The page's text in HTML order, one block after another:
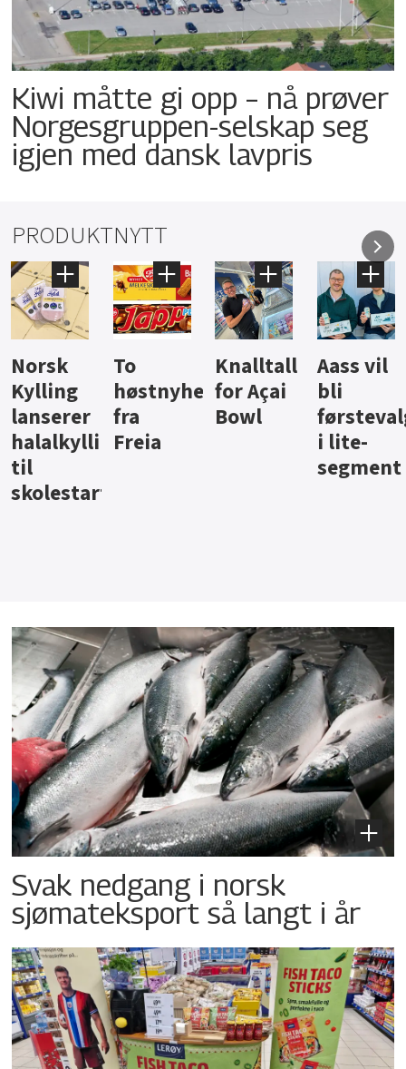
Kiwi måtte gi opp – nå prøver
Norgesgruppen-selskap seg
igjen med dansk lavpris
PRODUKTNYTT
Knalltall
for Açai
Bowl
Aass vil
bli
førstevalg
i lite-
Brus og
jus fra
Berentsen
Hard
iste fra
Hansa
Svak nedgang i norsk
sjømateksport så langt i år